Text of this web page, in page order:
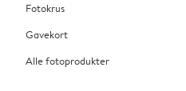
Fotokrus
Gavekort
Alle fotoprodukter